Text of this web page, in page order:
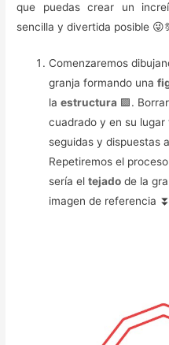
que puedas crear un
sencilla y divertida posible
Comenzaremos
granja formando una
laestructura 🟪.
cuadrado y en su
seguidas y dispuestas
Repetiremos el
sería eltejado de la
imagen de referencia